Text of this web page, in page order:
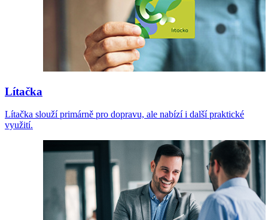
Lítačka
Lítačka slouží primárně pro dopravu, ale nabízí i další praktické
využití.